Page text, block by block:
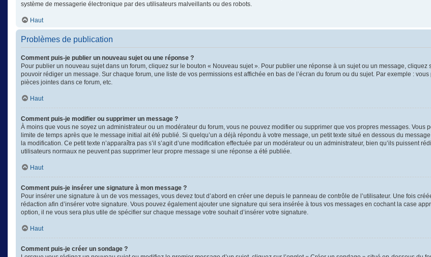
système de messagerie électronique par des utilisateurs malveillants ou des robots.
Haut
Problèmes de publication
Comment puis-je publier un nouveau sujet ou une réponse ?
Pour publier un nouveau sujet dans un forum, cliquez sur le bouton « Nouveau sujet ». Pour publier une réponse à un sujet ou un message,
pouvoir rédiger un message. Sur chaque forum, une liste de vos permissions est affichée en bas de l’écran du forum ou du sujet. Par exemple :
pièces jointes dans ce forum, etc.
Haut
Comment puis-je modifier ou supprimer un message ?
À moins que vous ne soyez un administrateur ou un modérateur du forum, vous ne pouvez modifier ou supprimer que vos propres messages.
limite de temps après que le message initial ait été publié. Si quelqu’un a déjà répondu à votre message, un petit texte situé en dessous du
la modification. Ce petit texte n’apparaîtra pas s’il s’agit d’une modification effectuée par un modérateur ou un administrateur, bien qu’ils puissent
utilisateurs normaux ne peuvent pas supprimer leur propre message si une réponse a été publiée.
Haut
Comment puis-je insérer une signature à mon message ?
Pour insérer une signature à un de vos messages, vous devez tout d’abord en créer une depuis le panneau de contrôle de l’utilisateur. Une fois
rédaction afin d’insérer votre signature. Vous pouvez également ajouter une signature qui sera insérée à tous vos messages en cochant la case
option, il ne vous sera plus utile de spécifier sur chaque message votre souhait d’insérer votre signature.
Haut
Comment puis-je créer un sondage ?